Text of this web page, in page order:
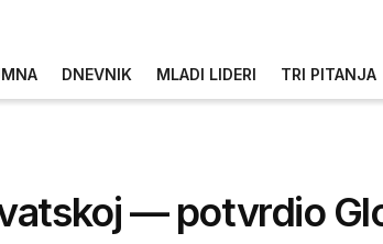
DNEVNIK MLADI LIDERI TRI PITANJA
— potvrdio